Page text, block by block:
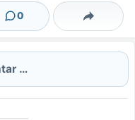
0
Kommentare Teilen
…